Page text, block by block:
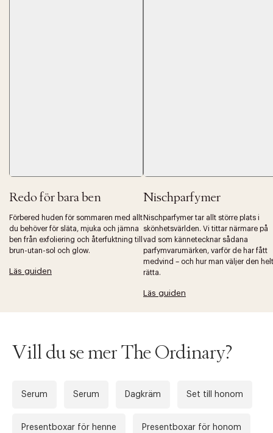
Redo för bara ben
Förbered huden för sommaren med allt
du behöver för släta, mjuka och jämna
ben från exfoliering och återfuktning till
brun-utan-sol och glow.
Läs guiden
Nischparfymer
Nischparfymer tar allt större plats i
skönhetsvärlden. Vi tittar närmare på
vad som kännetecknar sådana
parfymvarumärken, varför de har fått
medvind – och hur man väljer den helt
rätta.
Läs guiden
Vill du se mer The Ordinary?
Serum Serum Dagkräm Set till honom
Presentboxar för henne Presentboxar för honom